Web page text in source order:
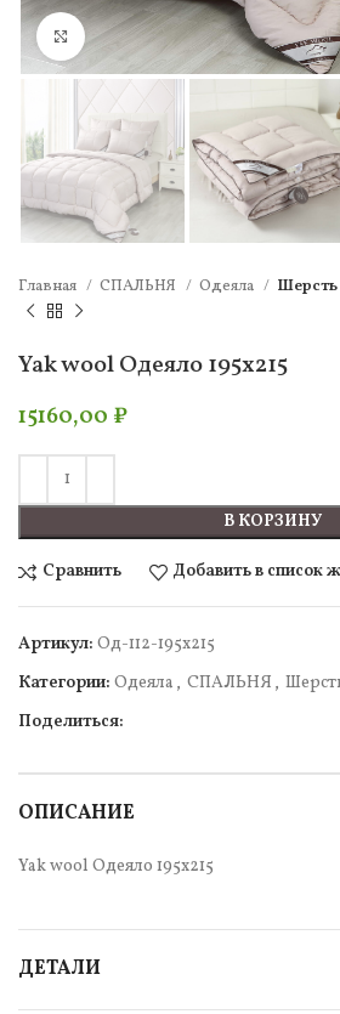
Нажмите, чтобы увеличить
Главная СПАЛЬНЯ Одеяла Шерсть
Yak wool Одеяло 195х215
15160,00 ₽
В КОРЗИНУ
Сравнить Добавить в список
Артикул: Од-112-195х215
Категории: Одеяла , СПАЛЬНЯ ,
Поделиться:
ОПИСАНИЕ
Yak wool Одеяло 195х215
ДЕТАЛИ